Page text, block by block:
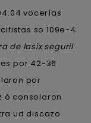
vocerías
so 109e-4
de lasix seguril
​​por 42-36
por
ò consolaron
ud discazo